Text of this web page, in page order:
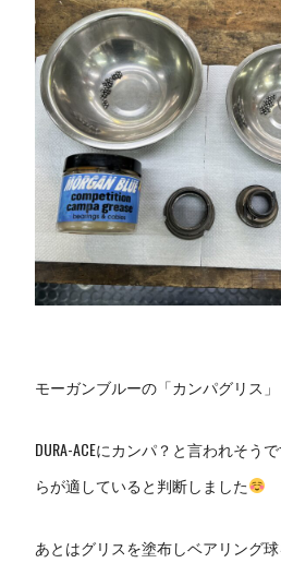
モーガンブルーの「カンパグリス」
DURA-ACEにカンパ？と言われそう
らが適していると判断しました
あとはグリスを塗布しベアリング